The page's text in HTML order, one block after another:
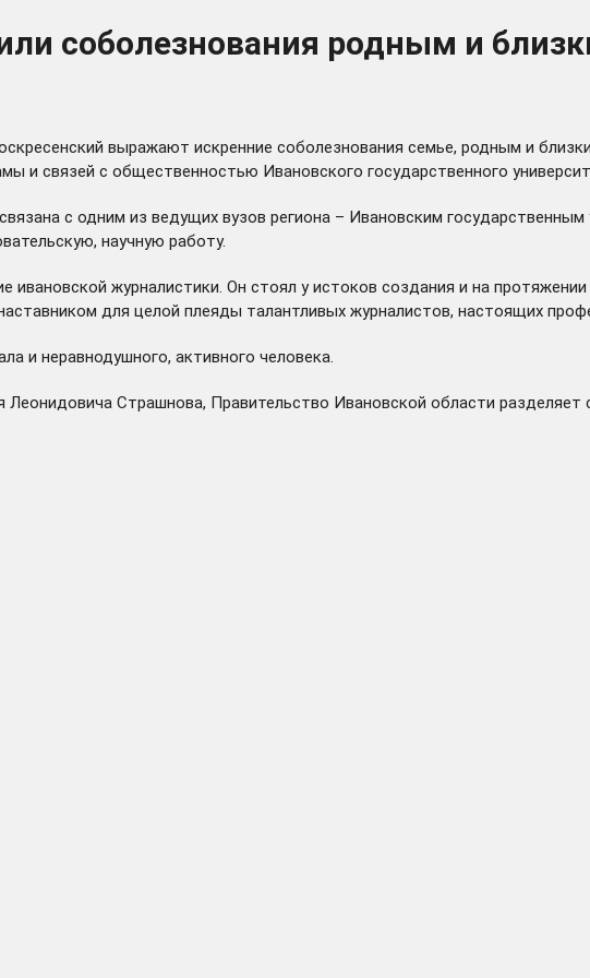
соболезнования родным и
выражают искренние соболезнования семье, родным и
и связей с общественностью Ивановского государственного
с одним из ведущих вузов региона – Ивановским
научную работу.
журналистики. Он стоял у истоков создания и на
для целой плеяды талантливых журналистов, настоящих
и неравнодушного, активного человека.
Страшнова, Правительство Ивановской области разделяет